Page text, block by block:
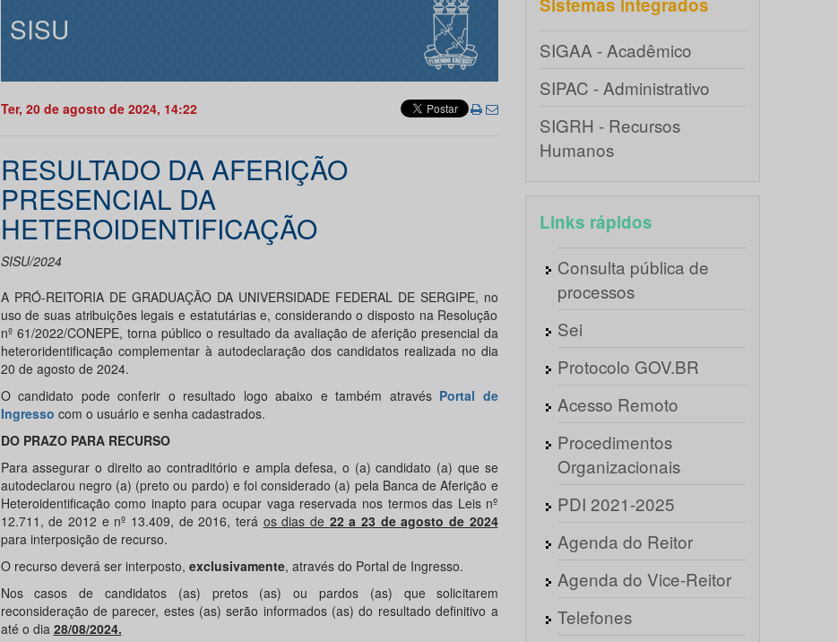
SISU
Ter, 20 de agosto de 2024, 14:22
RESULTADO DA AFERIÇÃO
PRESENCIAL DA
HETEROIDENTIFICAÇÃO
SISU/2024
A PRÓ-REITORIA DE GRADUAÇÃO DA UNIVERSIDADE FEDERAL DE SERGIPE, no
uso de suas atribuições legais e estatutárias e, considerando o disposto na Resolução
nº 61/2022/CONEPE, torna público o resultado da avaliação de aferição presencial da
heteroridentificação complementar à autodeclaração dos candidatos realizada no dia
20 de agosto de 2024.
O candidato pode conferir o resultado logo abaixo e também através Portal de
Ingresso com o usuário e senha cadastrados.
DO PRAZO PARA RECURSO
Para assegurar o direito ao contraditório e ampla defesa, o (a) candidato (a) que se
autodeclarou negro (a) (preto ou pardo) e foi considerado (a) pela Banca de Aferição e
Heteroidentificação como inapto para ocupar vaga reservada nos termos das Leis nº
12.711, de 2012 e nº 13.409, de 2016, terá os dias de 22 a 23 de agosto de 2024
para interposição de recurso.
O recurso deverá ser interposto, exclusivamente, através do Portal de Ingresso.
Nos casos de candidatos (as) pretos (as) ou pardos (as) que solicitarem
reconsideração de parecer, estes (as) serão informados (as) do resultado definitivo a
até o dia 28/08/2024.
Sistemas integrados
SIGAA - Acadêmico
SIPAC - Administrativo
SIGRH - Recursos
Humanos
Links rápidos
Consulta pública de
processos
Sei
Protocolo GOV.BR
Acesso Remoto
Procedimentos
Organizacionais
PDI 2021-2025
Agenda do Reitor
Agenda do Vice-Reitor
Telefones